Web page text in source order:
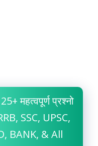
महत्वपूर्ण प्रश्नो
SSC, UPSC,
BANK, & All